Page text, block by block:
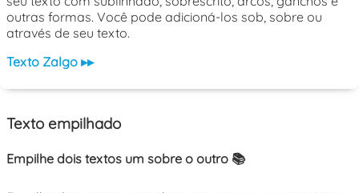
outras formas. Você pode adicioná-los sob, sobre ou
através de seu texto.
Texto Zalgo ▸▸
Texto empilhado
Empilhe dois textos um sobre o outro 📚